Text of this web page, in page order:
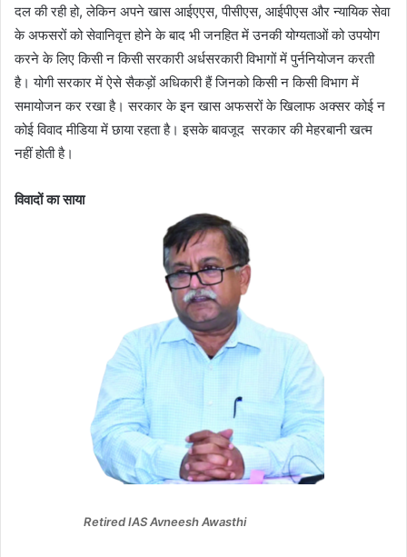
दल की रही हो, लेकिन अपने खास आईएएस, पीसीएस, आईपीएस और न्यायिक सेवा
के अफसरों को सेवानिवृत्त होने के बाद भी जनहित में उनकी योग्यताओं को उपयोग
करने के लिए किसी न किसी सरकारी अर्धसरकारी विभागों में पुर्ननियोजन करती
है। योगी सरकार में ऐसे सैकड़ों अधिकारी हैं जिनको किसी न किसी विभाग में
समायोजन कर रखा है। सरकार के इन खास अफसरों के खिलाफ अक्सर कोई न
कोई विवाद मीडिया में छाया रहता है। इसके बावजूद सरकार की मेहरबानी खत्म
नहीं होती है।
विवादों का साया
Retired IAS Avneesh Awasthi